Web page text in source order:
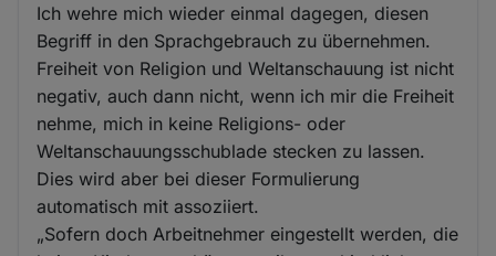
Ich wehre mich wieder einmal dagegen, diesen
Begriff in den Sprachgebrauch zu übernehmen.
Freiheit von Religion und Weltanschauung ist nicht
negativ, auch dann nicht, wenn ich mir die Freiheit
nehme, mich in keine Religions- oder
Weltanschauungsschublade stecken zu lassen.
Dies wird aber bei dieser Formulierung
automatisch mit assoziiert.
„Sofern doch Arbeitnehmer eingestellt werden, die